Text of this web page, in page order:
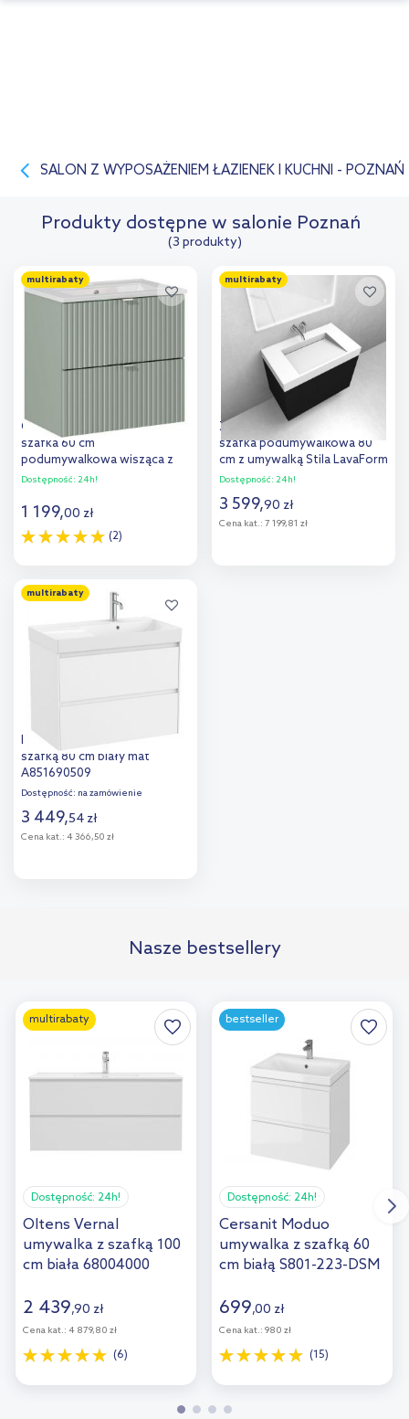
SALON Z WYPOSAŻENIEM ŁAZIENEK I KUCHNI - POZNAŃ
Produkty dostępne w salonie Poznań
(3 produkty)
multirabaty
Comad Line Reed Green
szafka 60 cm
podumywalkowa wisząca z
umywalką zielona SET-LRG
Dostępność: 24h!
1 199,00 zł
(2)
multirabaty
Zestaw Oltens Lun Rilla
szafka podumywalkowa 80
cm z umywalką Stila LavaForm
czarny mat/biały mat
Dostępność: 24h!
3 599,90 zł
Cena kat.: 7 199,81 zł
multirabaty
Roca Ona Unik umywalka z
szafką 80 cm biały mat
A851690509
Dostępność: na zamówienie
3 449,54 zł
Cena kat.: 4 366,50 zł
Nasze bestsellery
multirabaty
Dostępność: 24h!
Oltens Vernal
umywalka z szafką 100
cm biała 68004000
2 439,90 zł
Cena kat.: 4 879,80 zł
(6)
bestseller
Dostępność: 24h!
Cersanit Moduo
umywalka z szafką 60
cm białą S801-223-DSM
699,00 zł
Cena kat.: 980 zł
(15)